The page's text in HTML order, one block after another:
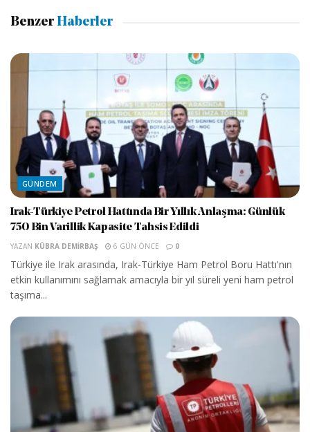
Benzer Haberler
GÜNDEM
Irak-Türkiye Petrol Hattında Bir Yıllık Anlaşma: Günlük
750 Bin Varillik Kapasite Tahsis Edildi
YAZAN KÜBRA DEMIRBAŞ 6 GÜN ÖNCE 0
Türkiye ile Irak arasında, Irak-Türkiye Ham Petrol Boru Hattı'nın
etkin kullanımını sağlamak amacıyla bir yıl süreli yeni ham petrol
taşıma...